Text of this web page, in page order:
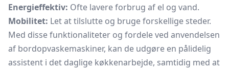
Energieffektiv: Ofte lavere forbrug af el og vand.
Mobilitet: Let at tilslutte og bruge forskellige steder.
Med disse funktionaliteter og fordele ved anvendelsen
af bordopvaskemaskiner, kan de udgøre en pålidelig
assistent i det daglige køkkenarbejde, samtidig med at